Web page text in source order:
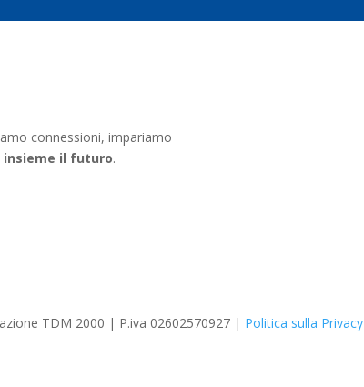
connessioni, impariamo
insieme il futuro.
TDM 2000 | P.iva 02602570927 | Politica sulla Privacy